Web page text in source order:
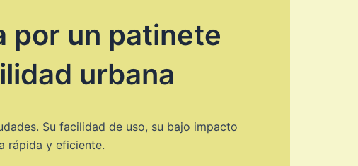
por un patinete
urbana
Su facilidad de uso, su bajo impacto
rápida y eficiente.